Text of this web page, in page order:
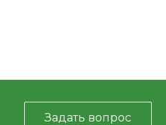
Задать вопрос